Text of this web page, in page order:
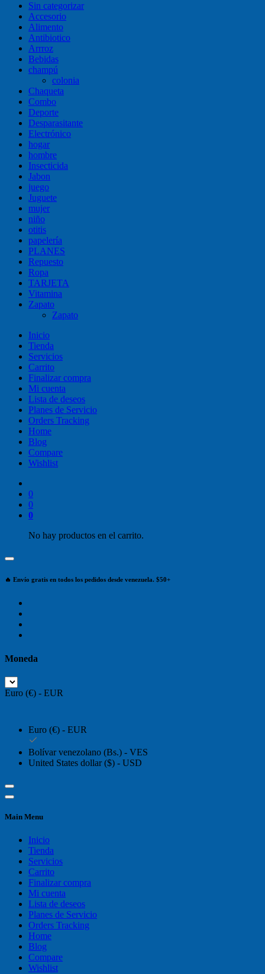
Sin categorizar
Accesorio
Alimento
Antibiotico
Arrroz
Bebidas
champú
colonia
Chaqueta
Combo
Deporte
Desparasitante
Electrónico
hogar
hombre
Insecticida
Jabon
juego
Juguete
mujer
niño
otitis
papelería
PLANES
Repuesto
Ropa
TARJETA
Vitamina
Zapato
Zapato
Inicio
Tienda
Servicios
Carrito
Finalizar compra
Mi cuenta
Lista de deseos
Planes de Servicio
Orders Tracking
Home
Blog
Compare
Wishlist
0
0
0
No hay productos en el carrito.
🔥 Envío gratis en todos los pedidos desde venezuela. $50+
Moneda
Euro (€) - EUR
Euro (€) - EUR
Bolívar venezolano (Bs.) - VES
United States dollar ($) - USD
Main Menu
Inicio
Tienda
Servicios
Carrito
Finalizar compra
Mi cuenta
Lista de deseos
Planes de Servicio
Orders Tracking
Home
Blog
Compare
Wishlist